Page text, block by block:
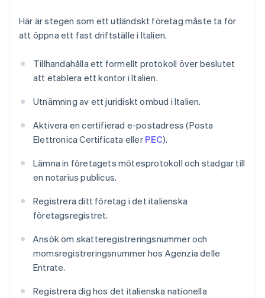
Här är stegen som ett utländskt företag måste ta för
att öppna ett fast driftställe i Italien.
Tillhandahålla ett formellt protokoll över beslutet
att etablera ett kontor i Italien.
Utnämning av ett juridiskt ombud i Italien.
Aktivera en certifierad e-postadress (Posta
Elettronica Certificata eller PEC).
Lämna in företagets mötesprotokoll och stadgar till
en notarius publicus.
Registrera ditt företag i det italienska
företagsregistret.
Ansök om skatteregistreringsnummer och
momsregistreringsnummer hos Agenzia delle
Entrate.
Registrera dig hos det italienska nationella